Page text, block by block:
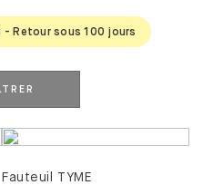
Retour sous 100 jours
Fauteuil TYME